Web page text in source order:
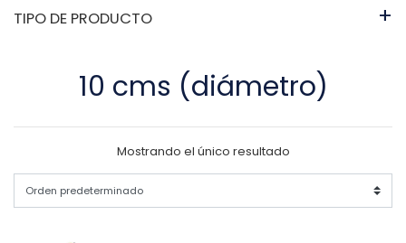
TIPO DE PRODUCTO +
10 cms (diámetro)
Mostrando el único resultado